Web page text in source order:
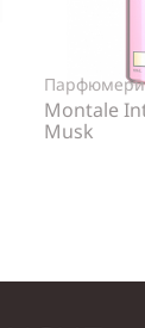
Montale
Musk